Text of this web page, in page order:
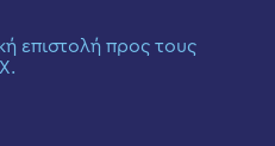
επιστολή προς τους